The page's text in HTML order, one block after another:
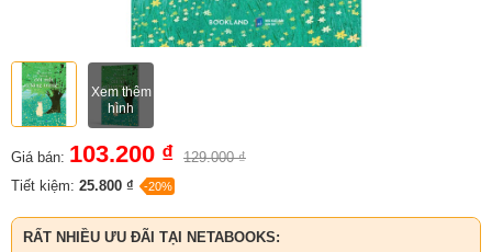
Xem thêm
hình
Giá bán: 103.200 ₫ 129.000 ₫
Tiết kiệm: 25.800 ₫ -20%
RẤT NHIỀU ƯU ĐÃI TẠI NETABOOKS: